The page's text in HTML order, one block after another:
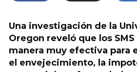
Una investigación de la
Oregon reveló que los
manera muy efectiva para
el envejecimiento, la